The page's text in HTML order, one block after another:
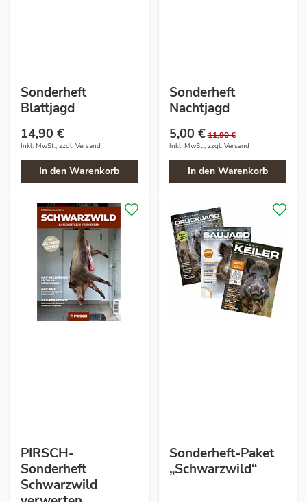
Sonderheft
Blattjagd
14,90 €
Inkl. MwSt., zzgl. Versand
In den Warenkorb
Sonderheft
Nachtjagd
5,00 €11,90 €
Inkl. MwSt., zzgl. Versand
In den Warenkorb
PIRSCH-
Sonderheft
Schwarzwild
Sonderheft-Paket
„Schwarzwild“